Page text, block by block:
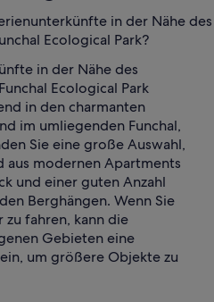
in der Nähe des
Ecological Park?
in der Nähe des
Ecological Park
in den charmanten
im umliegenden Funchal,
Sie eine große Auswahl,
aus modernen Apartments
und einer guten Anzahl
Berghängen. Wenn Sie
fahren, kann die
Gebieten eine
um größere Objekte zu